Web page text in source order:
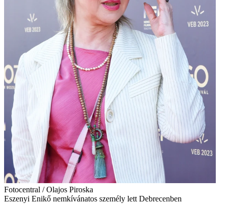
Fotocentral / Olajos Piroska
Eszenyi Enikő nemkívánatos személy lett Debrecenben